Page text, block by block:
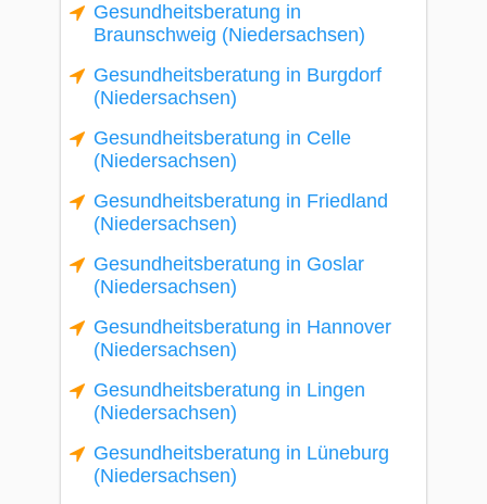
Gesundheitsberatung in
Braunschweig (Niedersachsen)
Gesundheitsberatung in Burgdorf
(Niedersachsen)
Gesundheitsberatung in Celle
(Niedersachsen)
Gesundheitsberatung in Friedland
(Niedersachsen)
Gesundheitsberatung in Goslar
(Niedersachsen)
Gesundheitsberatung in Hannover
(Niedersachsen)
Gesundheitsberatung in Lingen
(Niedersachsen)
Gesundheitsberatung in Lüneburg
(Niedersachsen)